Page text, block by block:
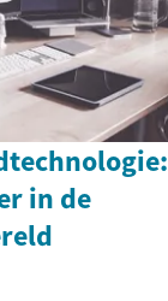
in de